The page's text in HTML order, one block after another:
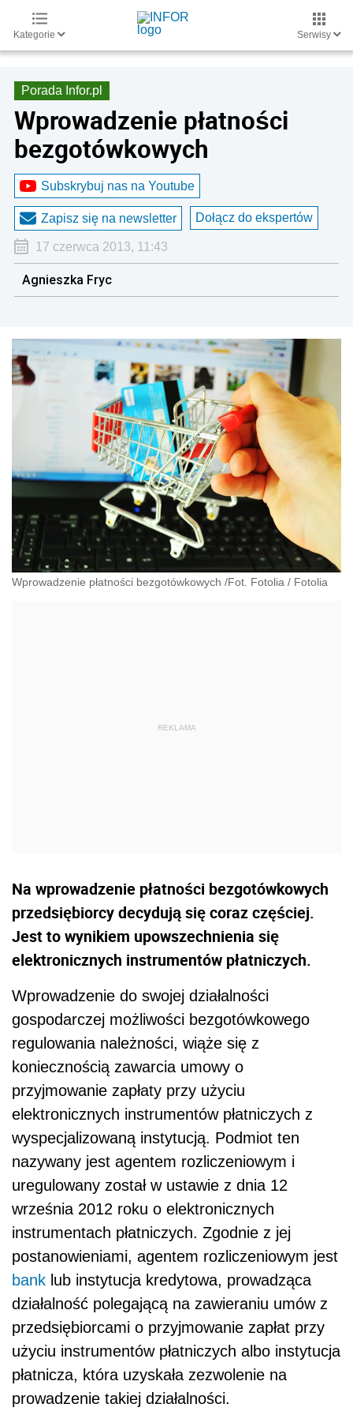
Kategorie Serwisy
Porada Infor.pl
Wprowadzenie płatności
bezgotówkowych
Subskrybuj nas na Youtube
Zapisz się na newsletter Dołącz do ekspertów
17 czerwca 2013, 11:43
Agnieszka Fryc
Wprowadzenie płatności bezgotówkowych /Fot. Fotolia / Fotolia
Na wprowadzenie płatności bezgotówkowych
przedsiębiorcy decydują się coraz częściej.
Jest to wynikiem upowszechnienia się
elektronicznych instrumentów płatniczych.
Wprowadzenie do swojej działalności
gospodarczej możliwości bezgotówkowego
regulowania należności, wiąże się z
koniecznością zawarcia umowy o
przyjmowanie zapłaty przy użyciu
elektronicznych instrumentów płatniczych z
wyspecjalizowaną instytucją. Podmiot ten
nazywany jest agentem rozliczeniowym i
uregulowany został w ustawie z dnia 12
września 2012 roku o elektronicznych
instrumentach płatniczych. Zgodnie z jej
postanowieniami, agentem rozliczeniowym jest
bank lub instytucja kredytowa, prowadząca
działalność polegającą na zawieraniu umów z
przedsiębiorcami o przyjmowanie zapłat przy
użyciu instrumentów płatniczych albo instytucja
płatnicza, która uzyskała zezwolenie na
prowadzenie takiej działalności.